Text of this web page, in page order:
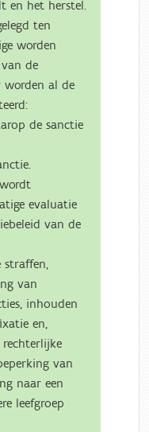
en het herstel.
ten
worden
de
worden al de
de sanctie
evaluatie
van de
straffen,
van
inhouden
en,
van
naar een
leefgroep